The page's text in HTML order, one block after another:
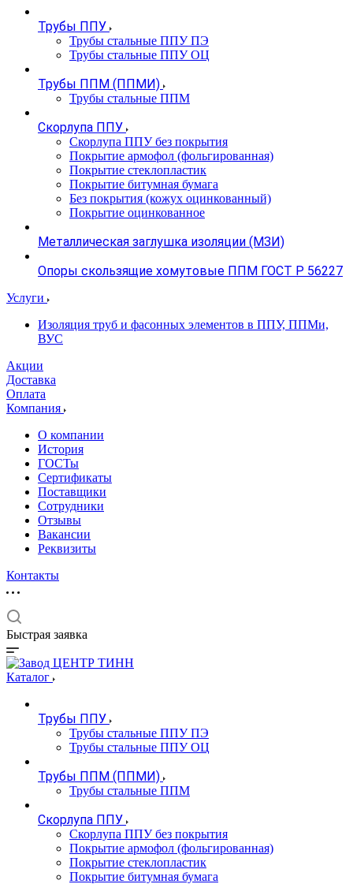
Трубы ППУ
Трубы стальные ППУ ПЭ
Трубы стальные ППУ ОЦ
Трубы ППМ (ППМИ)
Трубы стальные ППМ
Скорлупа ППУ
Скорлупа ППУ без покрытия
Покрытие армофол (фольгированная)
Покрытие стеклопластик
Покрытие битумная бумага
Без покрытия (кожух оцинкованный)
Покрытие оцинкованное
Металлическая заглушка изоляции (МЗИ)
Опоры скользящие хомутовые ППМ ГОСТ Р 56227
Услуги
Изоляция труб и фасонных элементов в ППУ, ППМи,
ВУС
Акции
Доставка
Оплата
Компания
О компании
История
ГОСТы
Сертификаты
Поставщики
Сотрудники
Отзывы
Вакансии
Реквизиты
Контакты
Быстрая заявка
Каталог
Трубы ППУ
Трубы стальные ППУ ПЭ
Трубы стальные ППУ ОЦ
Трубы ППМ (ППМИ)
Трубы стальные ППМ
Скорлупа ППУ
Скорлупа ППУ без покрытия
Покрытие армофол (фольгированная)
Покрытие стеклопластик
Покрытие битумная бумага